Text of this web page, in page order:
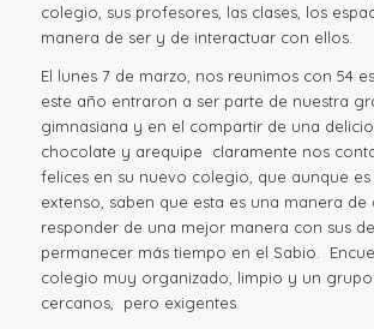
colegio, sus profesores, las clases, los
manera de ser y de interactuar con ellos.
El lunes 7 de marzo, nos reunimos con 54
este año entraron a ser parte de nuestra
gimnasiana y en el compartir de una
chocolate y arequipe claramente nos
felices en su nuevo colegio, que aunque
extenso, saben que esta es una manera de
responder de una mejor manera con sus
permanecer más tiempo en el Sabio.
colegio muy organizado, limpio y un
cercanos, pero exigentes.